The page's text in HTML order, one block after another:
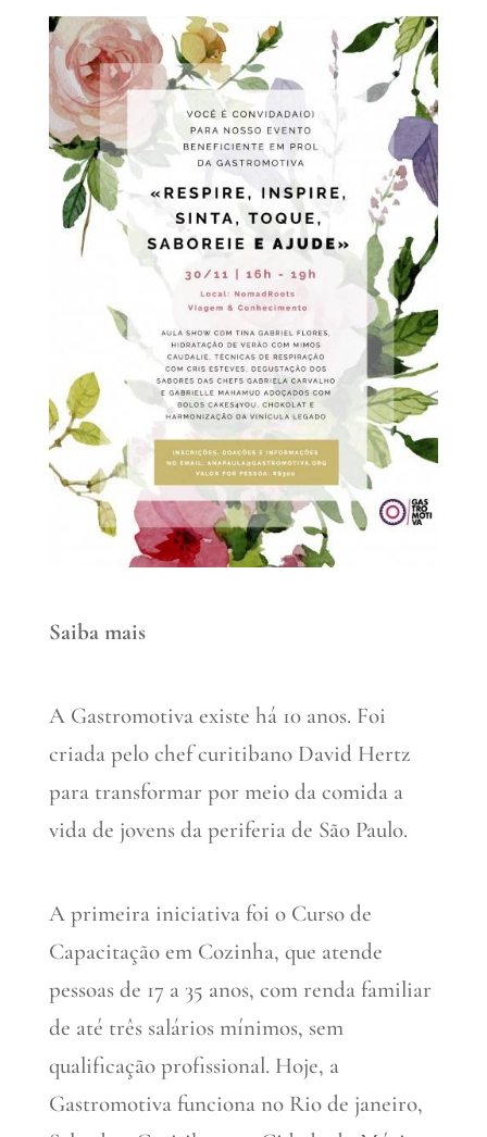
Saiba mais
A Gastromotiva existe há 10 anos. Foi
criada pelo chef curitibano David Hertz
para transformar por meio da comida a
vida de jovens da periferia de São Paulo.
A primeira iniciativa foi o Curso de
Capacitação em Cozinha, que atende
pessoas de 17 a 35 anos, com renda familiar
de até três salários mínimos, sem
qualificação profissional. Hoje, a
Gastromotiva funciona no Rio de janeiro,